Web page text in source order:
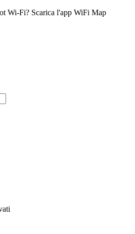
Wi-Fi? Scarica l'app WiFi Map